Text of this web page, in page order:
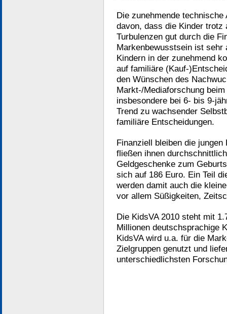
Die zunehmende
davon, dass die Kinder
Turbulenzen gut durch die
Markenbewusstsein ist sehr
Kindern in der zunehmend
auf familiäre (Kauf-
den Wünschen des
Markt-/Mediaforschung
insbesondere bei 6- bis 9-
Trend zu wachsender
familiäre Entscheidungen.
Finanziell bleiben die
fließen ihnen
Geldgeschenke zum
sich auf 186 Euro. Ein Teil
werden damit auch die
vor allem Süßigkeiten,
Die KidsVA 2010 steht mit
Millionen deutschsprachige
KidsVA wird u.a. für die
Zielgruppen genutzt und
unterschiedlichsten